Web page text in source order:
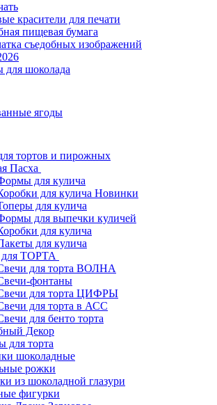
красители для печати
пищевая бумага
съедобных изображений
шоколада
ягоды
тортов и пирожных
Пасха
для кулича
для кулича Новинки
для кулича
для выпечки куличей
для кулича
для кулича
для ТОРТА
для торта ВОЛНА
фонтаны
для торта ЦИФРЫ
для торта в АСС
для бенто торта
Декор
для торта
шоколадные
рожки
из шоколадной глазури
фигурки